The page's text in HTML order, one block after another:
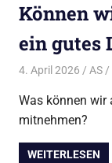
Können
ein gutes
4. April 2026 AS
Was können wir
mitnehmen?
WEITERLESEN